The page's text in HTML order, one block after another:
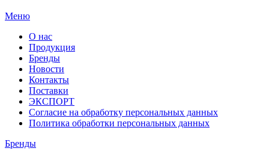
Меню
О нас
Продукция
Бренды
Новости
Контакты
Поставки
ЭКСПОРТ
Согласие на обработку персональных данных
Политика обработки персональных данных
Бренды